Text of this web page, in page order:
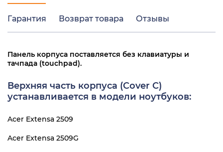
Гарантия Возврат товара Отзывы
Панель корпуса поставляется без клавиатуры и
тачпада (touchpad).
Верхняя часть корпуса (Cover C)
устанавливается в модели ноутбуков:
Acer Extensa 2509
Acer Extensa 2509G